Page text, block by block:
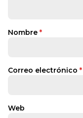
Nombre *
Correo electrónico *
Web